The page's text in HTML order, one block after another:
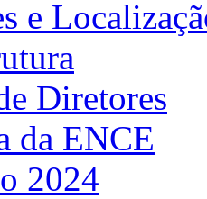
e
Diretores
da ENCE
2024